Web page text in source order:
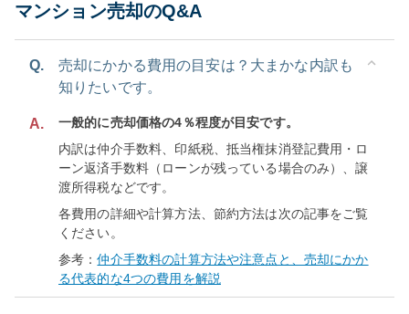
マンション売却のQ&A
Q.
売却にかかる費用の目安は？大まかな内訳も
知りたいです。
A.
一般的に売却価格の4％程度が目安です。
内訳は仲介手数料、印紙税、抵当権抹消登記費用・ロ
ーン返済手数料（ローンが残っている場合のみ）、譲
渡所得税などです。
各費用の詳細や計算方法、節約方法は次の記事をご覧
ください。
参考：仲介手数料の計算方法や注意点と、売却にかか
る代表的な4つの費用を解説